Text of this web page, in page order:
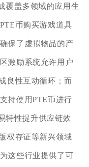
覆盖多领域的应用生
币购买游戏道具
保了虚拟物品的产
激励系统允许用户
良性互动循环；而
持使用PTE币进行
特性提升供应链效
权存证等新兴领域
这些行业提供了可